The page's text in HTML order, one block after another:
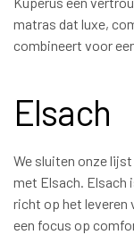
matras dat luxe,
combineert voor
Elsach
We sluiten onze
met Elsach. Elsach
richt op het leveren
een focus op